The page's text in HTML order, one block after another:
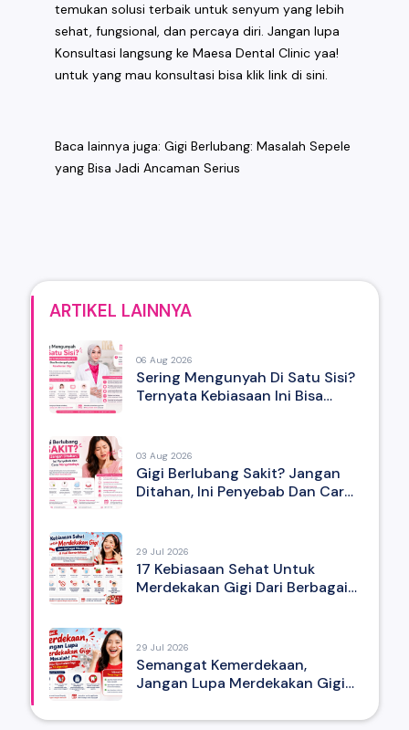
temukan solusi terbaik untuk senyum yang lebih
sehat, fungsional, dan percaya diri. Jangan lupa
Konsultasi langsung ke Maesa Dental Clinic yaa!
untuk yang mau konsultasi bisa klik link di sini.
Baca lainnya juga: Gigi Berlubang: Masalah Sepele
yang Bisa Jadi Ancaman Serius
ARTIKEL LAINNYA
06 Aug 2026
Sering Mengunyah Di Satu Sisi?
Ternyata Kebiasaan Ini Bisa
03 Aug 2026
Gigi Berlubang Sakit? Jangan
Ditahan, Ini Penyebab Dan Cara
29 Jul 2026
17 Kebiasaan Sehat Untuk
Merdekakan Gigi Dari Berbagai
29 Jul 2026
Semangat Kemerdekaan,
Jangan Lupa Merdekakan Gigi
Kesehatan Gigi Saat Perayaan